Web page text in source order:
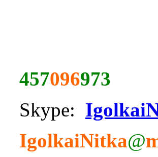
457096973
Skype:
IgolkaiNitka@